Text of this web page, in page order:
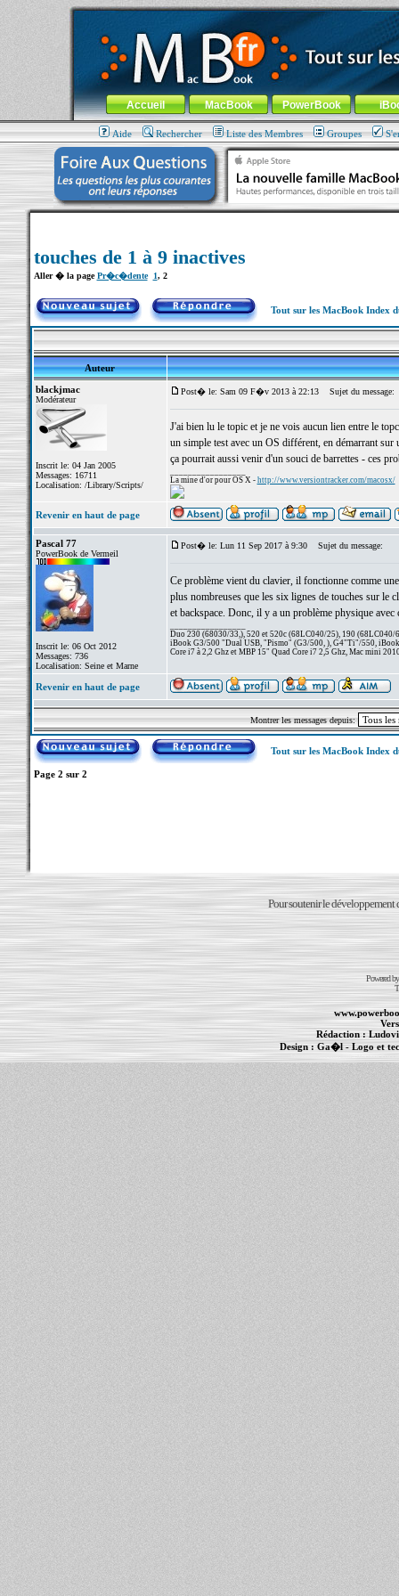
MacBook-fr.com : 100% Apple... 100% nomade !
Aller au contenu-Aller au menu général-Aller au menu de
Menu général
Accueil MacBook PowerBook
Aide Rechercher Liste des Membres Groupes
touches de 1 à 9 inactives
Aller � la pagePr�c�dente 1, 2
Tout sur les MacBook Index
Auteur
blackjmac
Modérateur
Inscrit le: 04 Jan 2005
Messages: 16711
Localisation: /Library/Scripts/
Post� le: Sam 09 F�v 2013 à 22:13 Sujet du message:
J'ai bien lu le topic et je ne vois aucun lien entre le
un simple test avec un OS différent, en démarrant sur
ça pourrait aussi venir d'un souci de barrettes - ces
La mine d'or pour OS X - http://www.versiontracker.com/macosx/
Revenir en haut de page
Pascal 77
PowerBook de Vermeil
Inscrit le: 06 Oct 2012
Messages: 736
Localisation: Seine et Marne
Post� le: Lun 11 Sep 2017 à 9:30 Sujet du message:
Ce problème vient du clavier, il fonctionne comme
plus nombreuses que les six lignes de touches sur le
et backspace. Donc, il y a un problème physique
Duo 230 (68030/33,), 520 et 520c (68LC040/25), 190 (68LC040/
iBook G3/500 "Dual USB, "Pismo" (G3/500, ), G4"Ti"/550,
Core i7 à 2,2 Ghz et MBP 15" Quad Core i7 2,5 Ghz, Mac mini
Revenir en haut de page
Montrer les messages depuis:
Tout sur les MacBook Index
Page 2 sur 2
Pour soutenir le développement
Powered
Rédaction :
Design : Ga�l- Logo et
MacBook Pro -